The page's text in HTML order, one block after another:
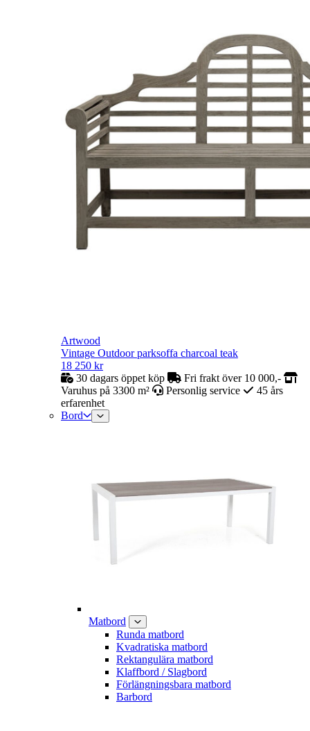
Artwood
Vintage Outdoor parksoffa charcoal teak
18 250 kr
30 dagars öppet köp
Fri frakt över 10 000,-
Varuhus på 3300 m²
Personlig service
45 års
erfarenhet
Bord
Matbord
Runda matbord
Kvadratiska matbord
Rektangulära matbord
Klaffbord / Slagbord
Förlängningsbara matbord
Barbord